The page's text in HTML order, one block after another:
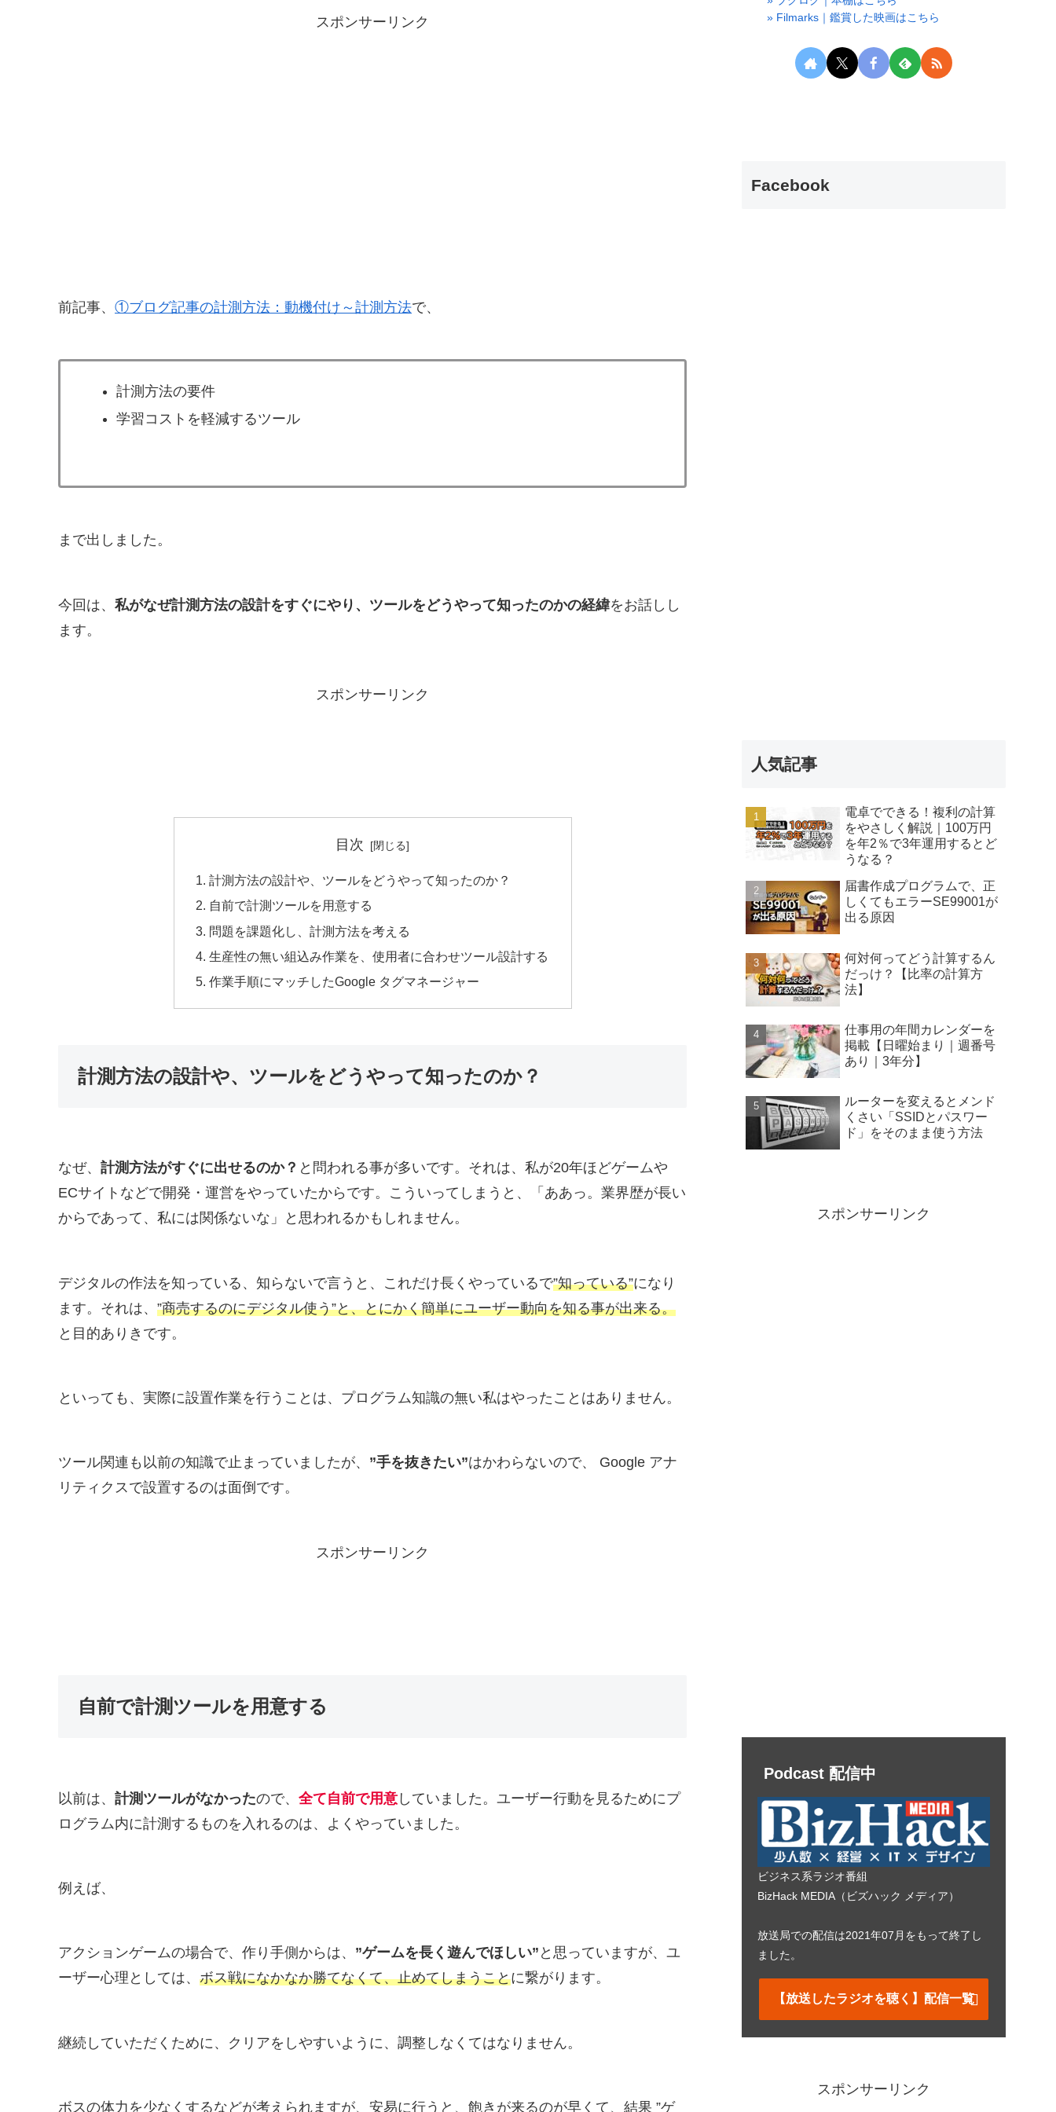
スポンサーリンク
前記事、 ①ブログ記事の計測方法：動機付け～計測方法で、
計測方法の要件
学習コストを軽減するツール
まで出しました。
今回は、 私がなぜ計測方法の設計をすぐにやり、ツールをどうやって知ったのかの経緯をお話しし
ます。
スポンサーリンク
目次
計測方法の設計や、ツールをどうやって知ったのか？
自前で計測ツールを用意する
問題を課題化し、計測方法を考える
生産性の無い組込み作業を、使用者に合わせツール設計する
作業手順にマッチしたGoogle タグマネージャー
計測方法の設計や、ツールをどうやって知ったのか？
なぜ、 計測方法がすぐに出せるのか？ と問われる事が多いです。それは、私が20年ほどゲームや
ECサイトなどで開発・運営をやっていたからです。こういってしまうと、「ああっ。業界歴が長い
からであって、私には関係ないな」と思われるかもしれません。
デジタルの作法を知っている、知らないで言うと、これだけ長くやっているで”知っている”になり
ます。それは、 ”商売するのにデジタル使う”と、とにかく簡単にユーザー動向を知る事が出来る。
と目的ありきです。
といっても、実際に設置作業を行うことは、プログラム知識の無い私はやったことはありません。
ツール関連も以前の知識で止まっていましたが、 ”手を抜きたい”はかわらないので、 Google アナ
リティクスで設置するのは面倒です。
スポンサーリンク
自前で計測ツールを用意する
以前は、 計測ツールがなかったので、 全て自前で用意 していました。ユーザー行動を見るためにプ
ログラム内に計測するものを入れるのは、よくやっていました。
例えば、
アクションゲームの場合で、作り手側からは、 ”ゲームを長く遊んでほしい” と思っていますが、ユ
ーザー心理としては、 ボス戦になかなか勝てなくて、止めてしまうことに繋がります。
継続していただくために、クリアをしやすいように、調整しなくてはなりません。
ボスの体力を少なくするなどが考えられますが、安易に行うと、飽きが来るのが早くて、結果 ”ゲ
» Filmarks｜鑑賞した映画はこちら
Facebook
人気記事
電卓でできる！複利の計算
をやさしく解説｜100万円
を年2％で3年運用するとど
うなる？
届書作成プログラムで、正
しくてもエラーSE99001が
出る原因
何対何ってどう計算するん
だっけ？【比率の計算方
法】
仕事用の年間カレンダーを
掲載【日曜始まり｜週番号
あり｜3年分】
ルーターを変えるとメンド
くさい「SSIDとパスワー
ド」をそのまま使う方法
スポンサーリンク
Podcast 配信中
ビジネス系ラジオ番組
BizHack MEDIA（ビズハック メディア）
放送局での配信は2021年07月をもって終了し
ました。
【放送したラジオを聴く】配信一覧
スポンサーリンク